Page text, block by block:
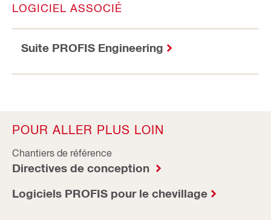
LOGICIEL ASSOCIÉ
Suite PROFIS Engineering
POUR ALLER PLUS LOIN
Chantiers de référence
Directives de conception
Logiciels PROFIS pour le chevillage